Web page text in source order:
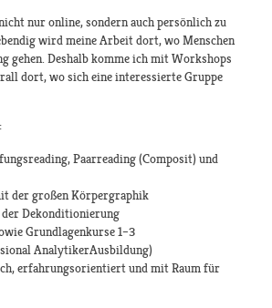
nur online, sondern auch persönlich zu
wird meine Arbeit dort, wo Menschen
gehen. Deshalb komme ich mit Workshops
dort, wo sich eine interessierte Gruppe
Paarreading (Composit) und
der großen Körpergraphik
Dekonditionierung
Grundlagenkurse 1–3
AnalytikerAusbildung)
erfahrungsorientiert und mit Raum für